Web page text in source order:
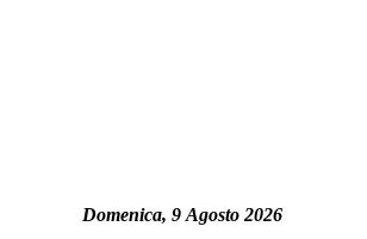
Domenica, 9 Agosto 2026